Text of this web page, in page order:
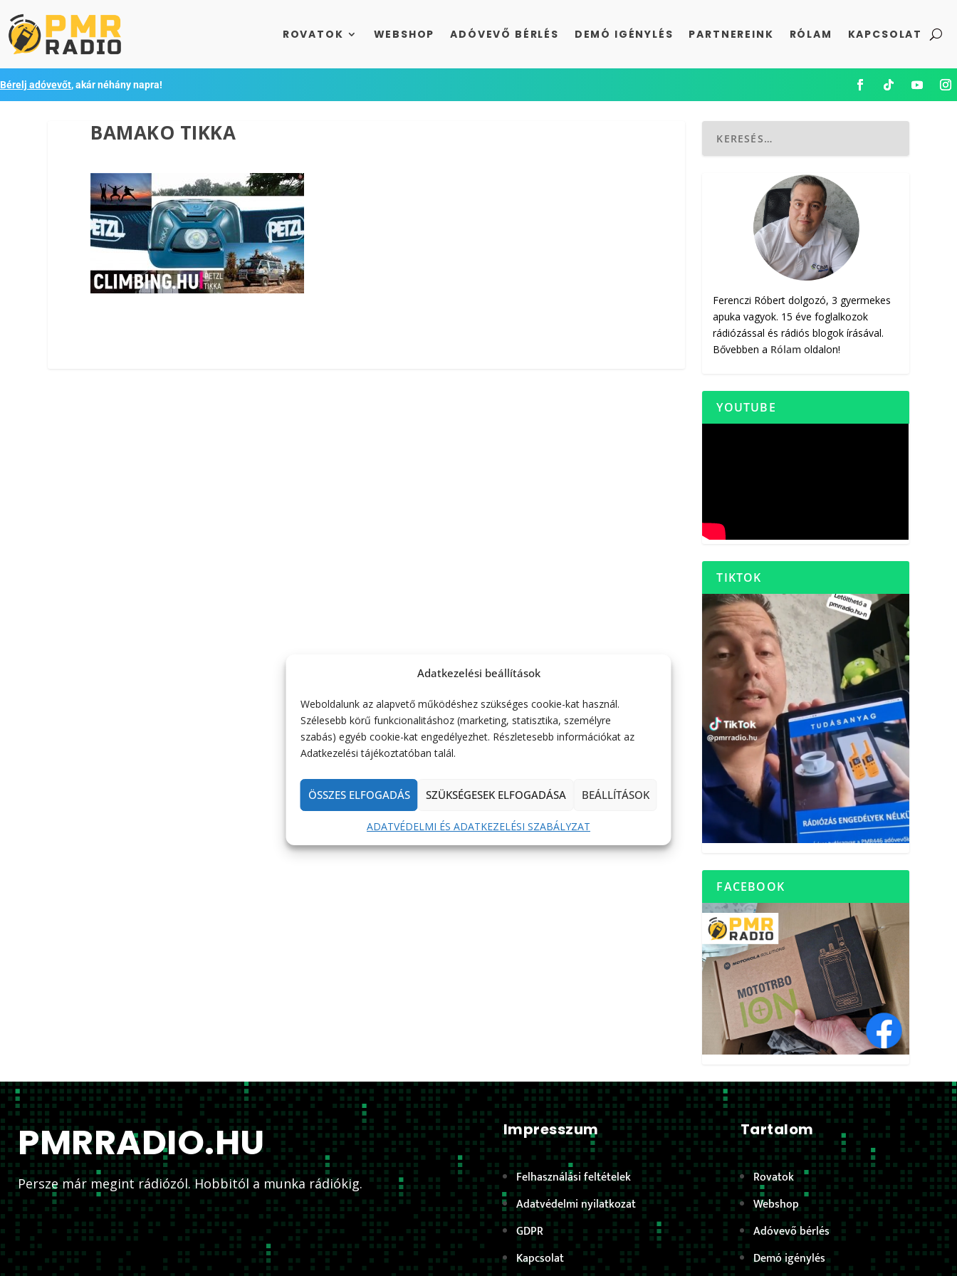
Adatkezelési beállítások
Weboldalunk az alapvető működéshez szükséges cookie-kat használ.
Szélesebb körű funkcionalitáshoz (marketing, statisztika, személyre
szabás) egyéb cookie-kat engedélyezhet. Részletesebb információkat az
Adatkezelési tájékoztatóban talál.
ÖSSZES ELFOGADÁS SZÜKSÉGESEK ELFOGADÁSA BEÁLLÍTÁSOK
ADATVÉDELMI ÉS ADATKEZELÉSI SZABÁLYZAT
ROVATOK WEBSHOP ADÓVEVŐ BÉRLÉS DEMÓ IGÉNYLÉS PARTNEREINK RÓLAM KAPCSOLAT
Bérelj adóvevőt, akár néhány napra!
BAMAKO TIKKA
Ferenczi Róbert dolgozó, 3 gyermekes
apuka vagyok. 15 éve foglalkozok
rádiózással és rádiós blogok írásával.
Bővebben a Rólam oldalon!
YOUTUBE
TIKTOK
FACEBOOK
PMRRADIO.HU
Persze már megint rádiózól. Hobbitól a munka rádiókig.
Impresszum
Felhasználási feltételek
Adatvédelmi nyilatkozat
GDPR
Kapcsolat
Tartalom
Rovatok
Webshop
Adóvevő bérlés
Demó igénylés